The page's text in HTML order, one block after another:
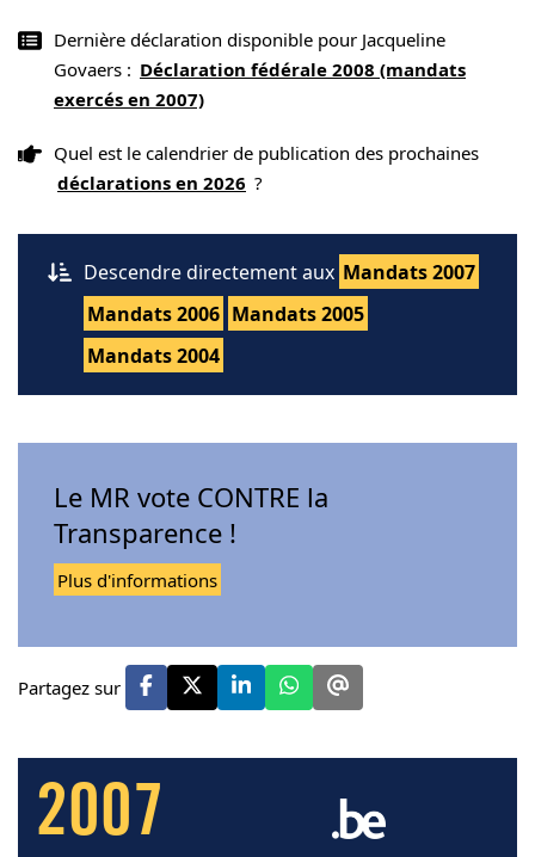
Dernière déclaration disponible pour Jacqueline
Govaers : Déclaration fédérale 2008 (mandats
exercés en 2007)
Quel est le calendrier de publication des prochaines
déclarations en 2026 ?
Descendre directement aux Mandats 2007
Mandats 2006 Mandats 2005
Mandats 2004
Le MR vote CONTRE la
Transparence !
Plus d'informations
Partagez sur
2007